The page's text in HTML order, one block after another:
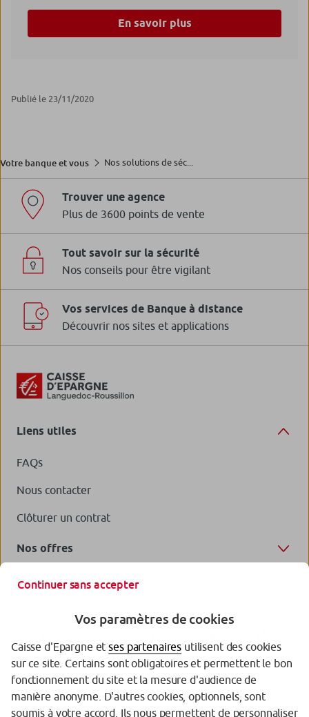
En savoir plus
Publié le 23/11/2020
Votre banque et vous Nos solutions de séc...
Trouver une agence
Plus de 3600 points de vente
Tout savoir sur la sécurité
Nos conseils pour être vigilant
Vos services de Banque à distance
Découvrir nos sites et applications
Liens utiles
FAQs
Nous contacter
Clôturer un contrat
Nos offres
Garanties des dépôts
Continuer sans accepter
Vos paramètres de cookies
Caisse d'Epargne etses partenaires utilisent des cookies
sur ce site. Certains sont obligatoires et permettent le bon
fonctionnement du site et la mesure d'audience de
manière anonyme. D'autres cookies, optionnels, sont
soumis à votre accord. Ils nous permettent de personnaliser